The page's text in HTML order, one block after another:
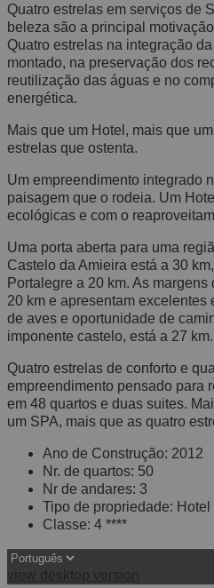
Quatro estrelas em serviços de
beleza são a principal
Quatro estrelas na integração
montado, na preservação dos
reutilização das águas e no
energética.
Mais que um Hotel, mais que
estrelas que ostenta.
Um empreendimento integrado
paisagem que o rodeia. Um
ecológicas e com o
Uma porta aberta para uma
Castelo da Amieira está a 30
Portalegre a 20 km. As
20 km e apresentam
de aves e oportunidade de
imponente castelo, está a 27 km.
Quatro estrelas de conforto e
empreendimento pensado para
em 48 quartos e duas suites.
um SPA, mais que as quatro
Ano de Construção: 2012
Nr. de quartos: 50
Nr de andares: 3
Tipo de propriedade: Hotel
Classe: 4 ****
view desktop version